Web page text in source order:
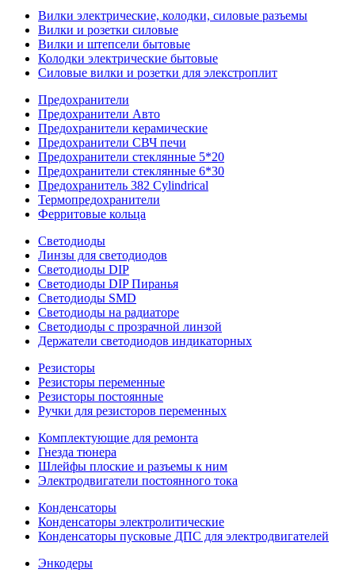
Вилки электрические, колодки, силовые разъемы
Вилки и розетки силовые
Вилки и штепсели бытовые
Колодки электрические бытовые
Силовые вилки и розетки для элекстроплит
Предохранители
Предохранители Авто
Предохранители керамические
Предохранители СВЧ печи
Предохранители стеклянные 5*20
Предохранители стеклянные 6*30
Предохранитель 382 Cylindrical
Термопредохранители
Ферритовые кольца
Светодиоды
Линзы для светодиодов
Светодиоды DIP
Светодиоды DIP Пиранья
Светодиоды SMD
Светодиоды на радиаторе
Светодиоды с прозрачной линзой
Держатели светодиодов индикаторных
Резисторы
Резисторы переменные
Резисторы постоянные
Ручки для резисторов переменных
Комплектующие для ремонта
Гнезда тюнера
Шлейфы плоские и разъемы к ним
Электродвигатели постоянного тока
Конденсаторы
Конденсаторы электролитические
Конденсаторы пусковые ДПС для электродвигателей
Энкодеры